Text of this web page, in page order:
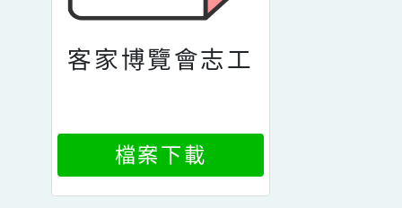
客家博覽會志工
檔案下載